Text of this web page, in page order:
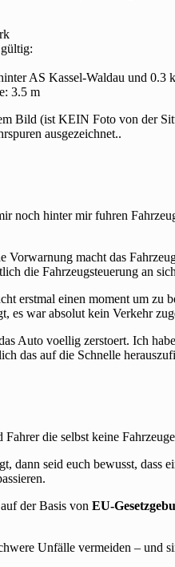
AS Kassel-Waldau und 0.3
3.5 m
Bild (ist KEIN Foto von der
ausgezeichnet..
noch hinter mir fuhren
Vorwarnung macht das
die Fahrzeugsteuerung an
erstmal einen moment um
es war absolut kein Verkehr
Auto voellig zerstoert. Ich
das auf die Schnelle
die selbst keine
dann seid euch bewusst,
der Basis von EU-
Unfälle vermeiden – und